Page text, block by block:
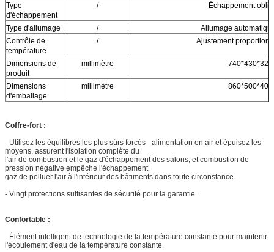
Type
d'échappement
/ Échappement
Type d'allumage /
Allumage
Contrôle de
température
/ Ajustement
Dimensions de
produit
millimètre 740*430*320
Dimensions
d'emballage
millimètre 860*500*400
Coffre-fort :
- Utilisez les équilibres les plus sûrs forcés - alimentation en air et épuisez les
moyens, assurent l'isolation complète du
l'air de combustion et le gaz d'échappement des salons, et combustion de
pression négative empêche l'échappement
gaz de polluer l'air à l'intérieur des bâtiments dans toute circonstance.
- Vingt protections suffisantes de sécurité pour la garantie.
Confortable :
- Élément intelligent de technologie de la température constante pour maintenir
l'écoulement d'eau de la température constante.